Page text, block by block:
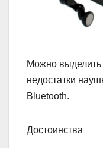
Можно выделить
недостатки
Bluetooth.
Достоинства